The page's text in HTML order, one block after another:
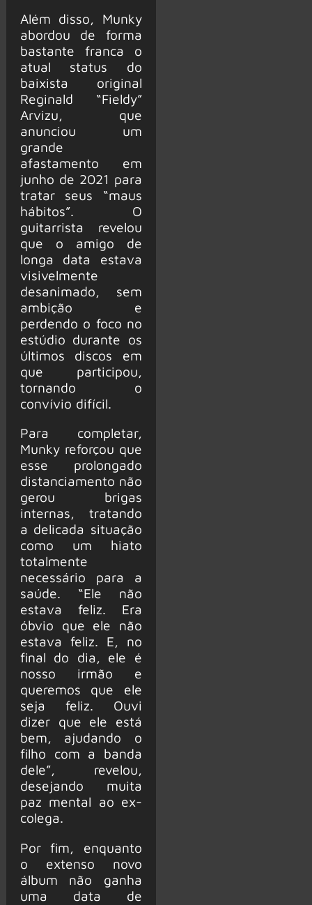
Além disso, Munky
abordou de forma
bastante franca o
atual status do
baixista original
Reginald “Fieldy”
Arvizu, que
anunciou um
grande
afastamento em
junho de 2021 para
tratar seus “maus
hábitos”. O
guitarrista revelou
que o amigo de
longa data estava
visivelmente
desanimado, sem
ambição e
perdendo o foco no
estúdio durante os
últimos discos em
que participou,
tornando o
convívio difícil.
Para completar,
Munky reforçou que
esse prolongado
distanciamento não
gerou brigas
internas, tratando
a delicada situação
como um hiato
totalmente
necessário para a
saúde. “Ele não
estava feliz. Era
óbvio que ele não
estava feliz. E, no
final do dia, ele é
nosso irmão e
queremos que ele
seja feliz. Ouvi
dizer que ele está
bem, ajudando o
filho com a banda
dele”, revelou,
desejando muita
paz mental ao ex-
colega.
Por fim, enquanto
o extenso novo
álbum não ganha
uma data de